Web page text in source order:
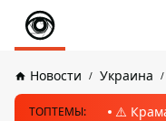
Новости Украина
ТОПТЕМЫ: ⚠️